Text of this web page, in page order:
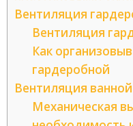
Вентиляция
Вентиляция
Как
гардеробной
Вентиляция
Механическая